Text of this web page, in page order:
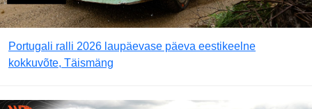
Portugali ralli 2026 laupäevase päeva eestikeelne
kokkuvõte, Täismäng